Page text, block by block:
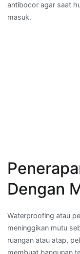
antibocor agar saat
masuk.
Dengan
Waterproofing atau
meninggikan mutu
ruangan atau atap,